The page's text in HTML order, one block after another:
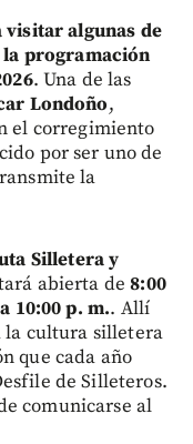
algunas de
programación
. Una de las
Londoño,
el corregimiento
por ser uno de
la
Silletera y
abierta de8:00
10:00 p. m.. Allí
la cultura silletera
que cada año
de Silleteros.
comunicarse al